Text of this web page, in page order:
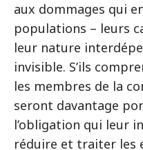
aux dommages qui
populations – leurs
leur nature
invisible. S’ils
les membres de la
seront davantage
l’obligation qui leur
réduire et traiter les